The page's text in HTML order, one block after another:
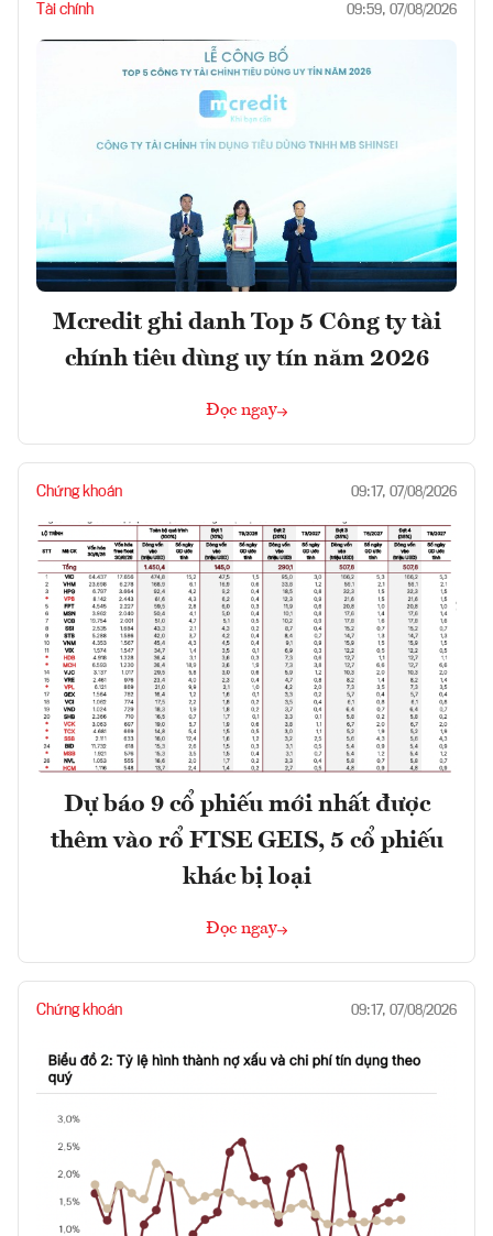
Tài chính 09:59, 07/08/2026
Mcredit ghi danh Top 5 Công ty tài
chính tiêu dùng uy tín năm 2026
Đọc ngay
Chứng khoán 09:17, 07/08/2026
Dự báo 9 cổ phiếu mới nhất được
thêm vào rổ FTSE GEIS, 5 cổ phiếu
khác bị loại
Đọc ngay
Chứng khoán 09:17, 07/08/2026